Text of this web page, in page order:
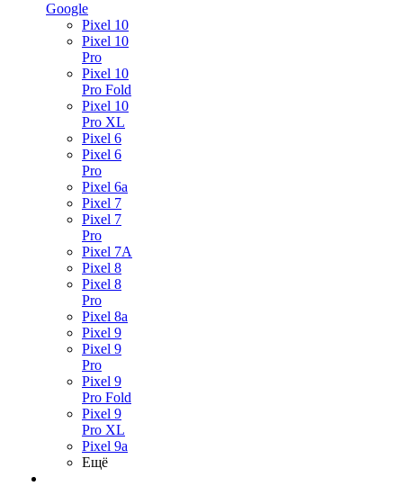
Google
Pixel 10
Pixel 10
Pro
Pixel 10
Pro Fold
Pixel 10
Pro XL
Pixel 6
Pixel 6
Pro
Pixel 6a
Pixel 7
Pixel 7
Pro
Pixel 7A
Pixel 8
Pixel 8
Pro
Pixel 8a
Pixel 9
Pixel 9
Pro
Pixel 9
Pro Fold
Pixel 9
Pro XL
Pixel 9a
Ещё